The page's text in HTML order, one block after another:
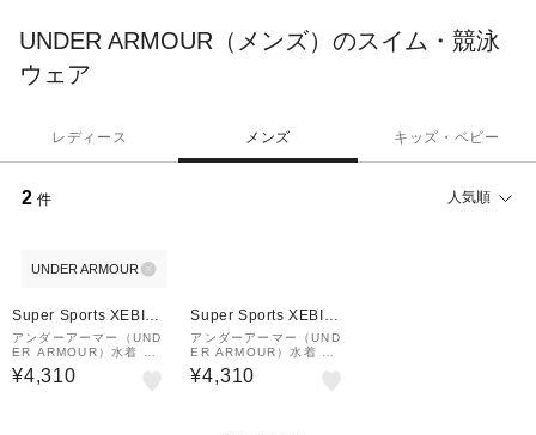
UNDER ARMOUR（メンズ）のスイム・競泳
ウェア
レディース メンズ キッズ・ベビー
2 件 人気順
UNDER ARMOUR
Super Sports XEBIO
&mall店
アンダーアーマー（UND
ER ARMOUR）水着 水
泳 スイム ショーツ 黒 S
-LLサイズ 6001980 00
¥4,310
Super Sports XEBIO
&mall店
アンダーアーマー（UND
ER ARMOUR）水着 水
泳 スイム ショーツ 黒 青
S-LLサイズ6001980 0
¥4,310